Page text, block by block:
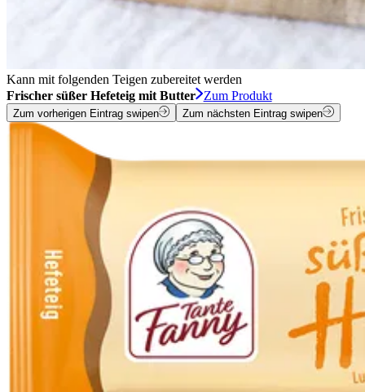
Kann mit folgenden Teigen zubereitet werden
Frischer süßer Hefeteig mit Butter
Zum Produkt
Zum vorherigen Eintrag swipen Zum nächsten Eintrag swipen